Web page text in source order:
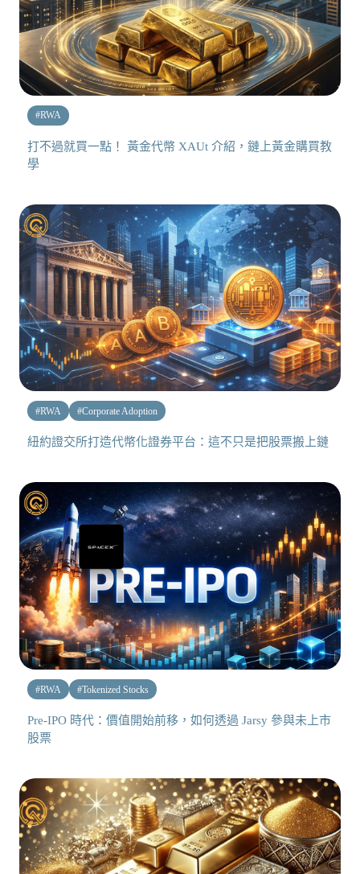
#RWA
打不過就買一點！ 黃金代幣 XAUt 介紹，鏈上黃金購買教
學
#RWA #Corporate Adoption
紐約證交所打造代幣化證券平台：這不只是把股票搬上鏈
#RWA #Tokenized Stocks
Pre-IPO 時代：價值開始前移，如何透過 Jarsy 參與未上市
股票